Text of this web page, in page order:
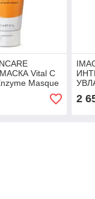
Vital C
Masque
ДЛЯ
Eye
2